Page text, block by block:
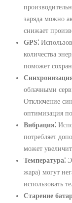
заряда можно
снижает
GPS⁚
количества
поможет
облачными
Отключение
оптимизация
Вибрация⁚
потребляет
может
Температура⁚
жара) могут
использовать
Старение